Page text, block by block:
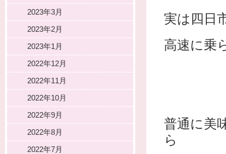
実は四日
高速に乗
普通に美
ら
2023年3月
2023年2月
2023年1月
2022年12月
2022年11月
2022年10月
2022年9月
2022年8月
2022年7月